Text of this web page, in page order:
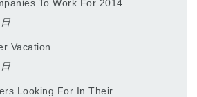
To Work For 2014
Vacation
Looking For In Their